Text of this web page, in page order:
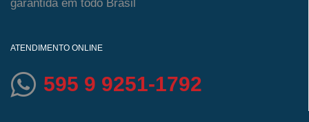
garantida em todo Brasil
ATENDIMENTO ONLINE
595 9 9251-1792